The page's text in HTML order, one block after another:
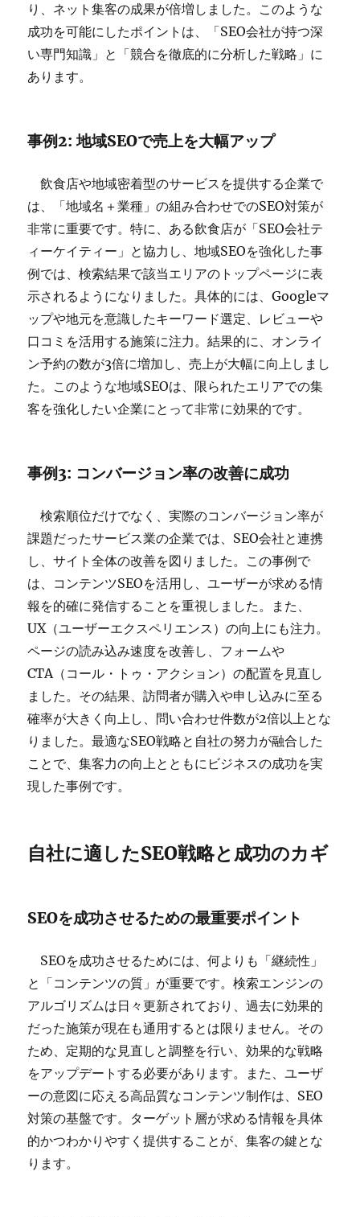
り、ネット集客の成果が倍増しました。このような
成功を可能にしたポイントは、「SEO会社が持つ深
い専門知識」と「競合を徹底的に分析した戦略」に
あります。
事例2: 地域SEOで売上を大幅アップ
飲食店や地域密着型のサービスを提供する企業で
は、「地域名＋業種」の組み合わせでのSEO対策が
非常に重要です。特に、ある飲食店が「SEO会社テ
ィーケイティー」と協力し、地域SEOを強化した事
例では、検索結果で該当エリアのトップページに表
示されるようになりました。具体的には、Googleマ
ップや地元を意識したキーワード選定、レビューや
口コミを活用する施策に注力。結果的に、オンライ
ン予約の数が3倍に増加し、売上が大幅に向上しまし
た。このような地域SEOは、限られたエリアでの集
客を強化したい企業にとって非常に効果的です。
事例3: コンバージョン率の改善に成功
検索順位だけでなく、実際のコンバージョン率が
課題だったサービス業の企業では、SEO会社と連携
し、サイト全体の改善を図りました。この事例で
は、コンテンツSEOを活用し、ユーザーが求める情
報を的確に発信することを重視しました。また、
UX（ユーザーエクスペリエンス）の向上にも注力。
ページの読み込み速度を改善し、フォームや
CTA（コール・トゥ・アクション）の配置を見直し
ました。その結果、訪問者が購入や申し込みに至る
確率が大きく向上し、問い合わせ件数が2倍以上とな
りました。最適なSEO戦略と自社の努力が融合した
ことで、集客力の向上とともにビジネスの成功を実
現した事例です。
自社に適したSEO戦略と成功のカギ
SEOを成功させるための最重要ポイント
SEOを成功させるためには、何よりも「継続性」
と「コンテンツの質」が重要です。検索エンジンの
アルゴリズムは日々更新されており、過去に効果的
だった施策が現在も通用するとは限りません。その
ため、定期的な見直しと調整を行い、効果的な戦略
をアップデートする必要があります。また、ユーザ
ーの意図に応える高品質なコンテンツ制作は、SEO
対策の基盤です。ターゲット層が求める情報を具体
的かつわかりやすく提供することが、集客の鍵とな
ります。